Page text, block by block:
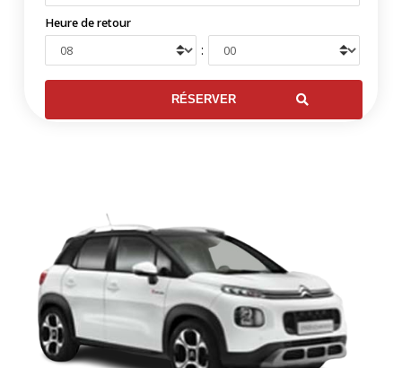
Heure de retour
: